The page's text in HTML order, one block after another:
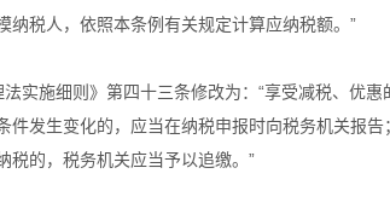
纳税人，依照本条例有关规定计算应纳税额。”
实施细则》第四十三条修改为：“享受减税、优惠
件发生变化的，应当在纳税申报时向税务机关报
税的，税务机关应当予以追缴。”